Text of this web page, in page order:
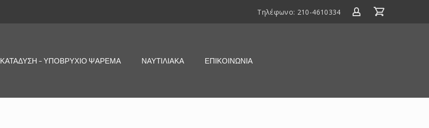
Τηλέφωνο: 210-4610334
ΚΑΤΑΔΥΣΗ – ΥΠΟΒΡΥΧΙΟ ΨΑΡΕΜΑ ΝΑΥΤΙΛΙΑΚΑ ΕΠΙΚΟΙΝΩΝΙΑ